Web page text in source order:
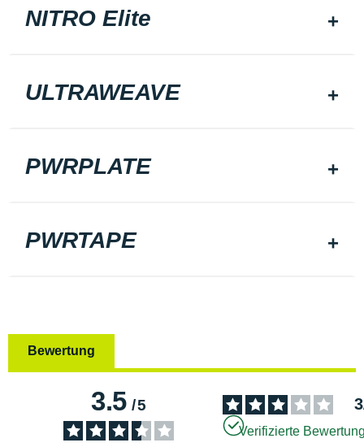
NITRO Elite
ULTRAWEAVE
PWRPLATE
PWRTAPE
Bewertung
3.5/5 3
Verifizierte